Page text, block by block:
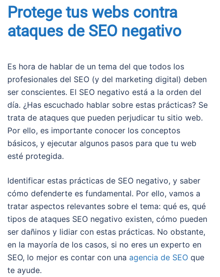
Protege tus webs contra
ataques de SEO negativo
Es hora de hablar de un tema del que todos los
profesionales del SEO (y del marketing digital) deben
ser conscientes. El SEO negativo está a la orden del
día. ¿Has escuchado hablar sobre estas prácticas? Se
trata de ataques que pueden perjudicar tu sitio web.
Por ello, es importante conocer los conceptos
básicos, y ejecutar algunos pasos para que tu web
esté protegida.
Identificar estas prácticas de SEO negativo, y saber
cómo defenderte es fundamental. Por ello, vamos a
tratar aspectos relevantes sobre el tema: qué es, qué
tipos de ataques SEO negativo existen, cómo pueden
ser dañinos y lidiar con estas prácticas. No obstante,
en la mayoría de los casos, si no eres un experto en
SEO, lo mejor es contar con una agencia de SEO que
te ayude.